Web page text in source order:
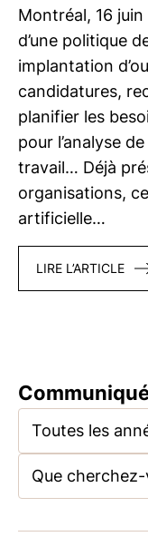
Montréal, 16
d’une politique
implantation
candidatures,
planifier les
pour l’analyse
travail… Déjà
organisations,
artificielle…
LIRE L’ARTICLE
Toutes les